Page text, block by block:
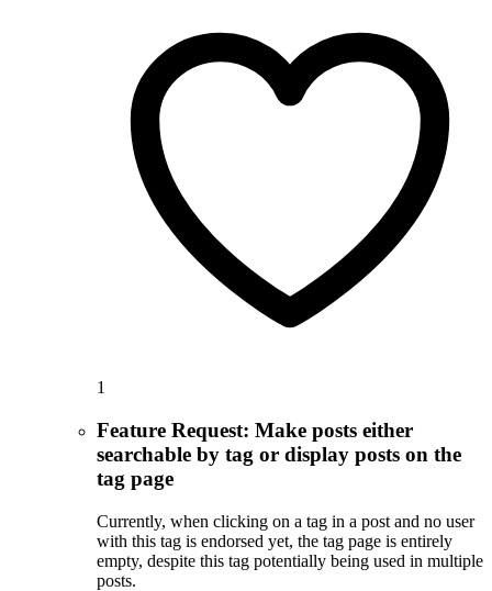
1
Feature Request: Make posts either
searchable by tag or display posts on the
tag page
Currently, when clicking on a tag in a post and no user
with this tag is endorsed yet, the tag page is entirely
empty, despite this tag potentially being used in multiple
posts.